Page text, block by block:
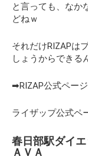
と言っても、なか
どねｗ
それだけRIZAPは
しょうからできる
➡RIZAP公式ペー
ライザップ公式ペ
春日部駅ダイ
ＡＶＡ